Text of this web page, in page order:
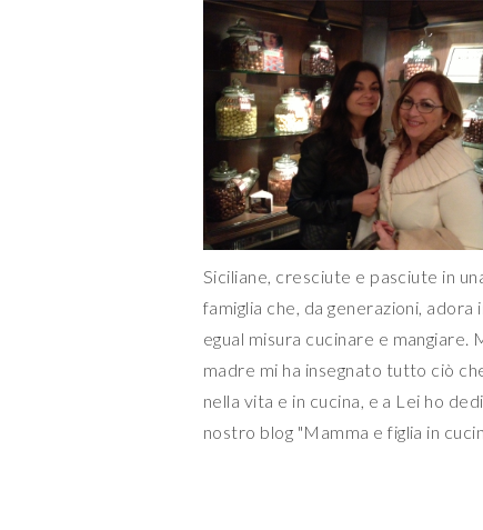
Siciliane, cresciute e pasciute in
famiglia che, da generazioni, adora
egual misura cucinare e mangiare.
madre mi ha insegnato tutto ciò
nella vita e in cucina, e a Lei ho
nostro blog "Mamma e figlia in